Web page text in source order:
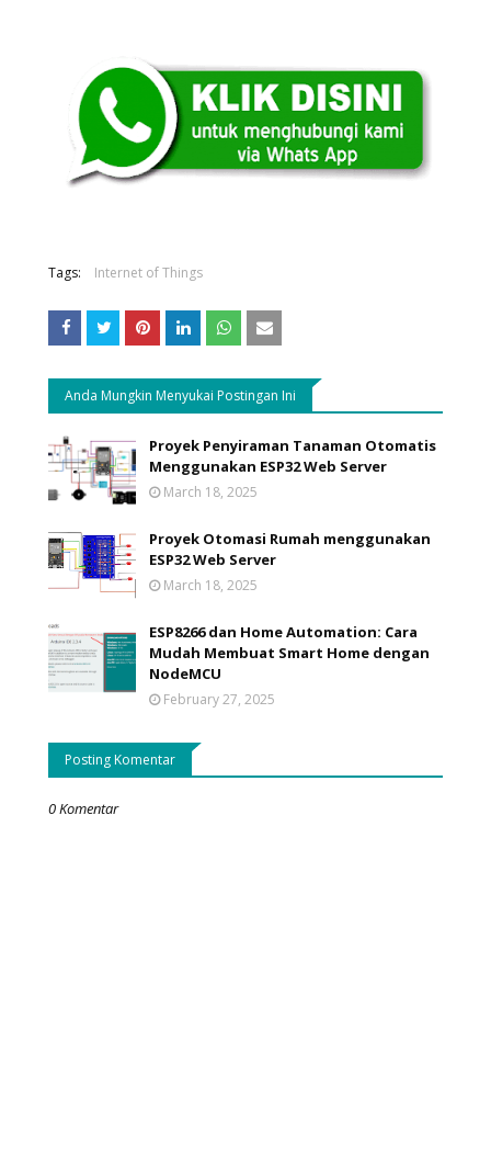
Tags: Internet of Things
Anda Mungkin Menyukai Postingan Ini
Proyek Penyiraman Tanaman Otomatis
Menggunakan ESP32 Web Server
March 18, 2025
Proyek Otomasi Rumah menggunakan
ESP32 Web Server
March 18, 2025
ESP8266 dan Home Automation: Cara
Mudah Membuat Smart Home dengan
NodeMCU
February 27, 2025
Posting Komentar
0 Komentar